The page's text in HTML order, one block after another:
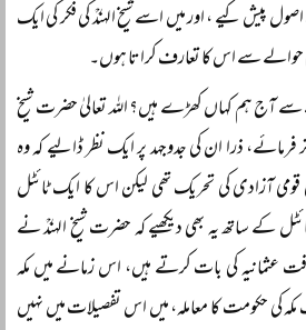
پیش کیے ، اور میں اسے شیخ الہندؒ کی فکر کی ایک
حوالے سے اس کا تعارف کراتا ہوں۔
آج ہم کہاں کھڑے ہیں؟ اللہ تعالیٰ حضرت شیخ
ذرا ان کی جدوجہد پر ایک نظر ڈالیے کہ وہ
آزادی کی تحریک تھی لیکن اس کا ایک ٹائٹل
ٹائٹل کے ساتھ یہ بھی دیکھیے کہ حضرت شیخ الہندؒ نے
عثمانیہ کی بات کرتے ہیں، اس زمانے میں مکہ
کی حکومت کا معاملہ، میں اس تفصیلات میں نہیں